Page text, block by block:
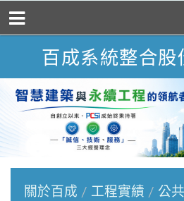
百成系統整合股
關於百成 工程實績 公